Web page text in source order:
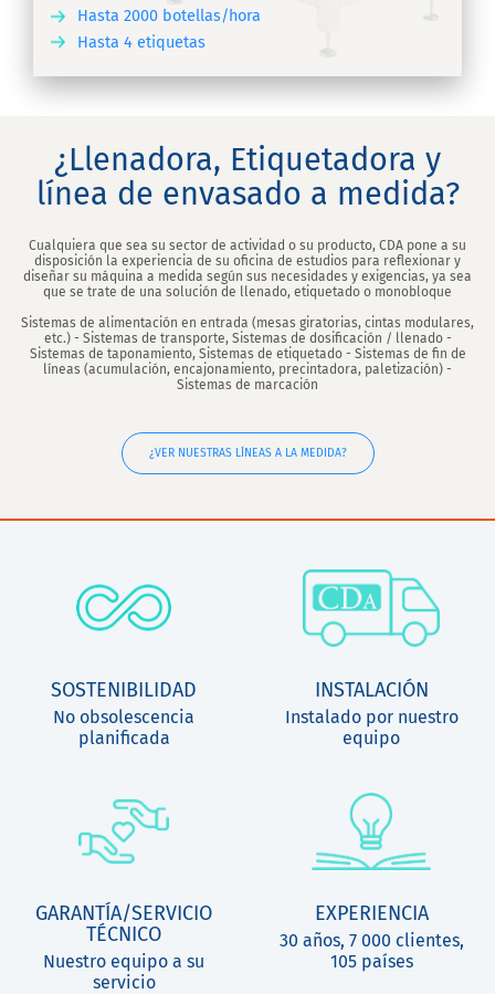
Hasta 2000 botellas/hora
Hasta 4 etiquetas
¿Llenadora, Etiquetadora y
línea de envasado a medida?
Cualquiera que sea su sector de actividad o su producto, CDA pone a su
disposición la experiencia de su oficina de estudios para reflexionar y
diseñar su máquina a medida según sus necesidades y exigencias, ya sea
que se trate de una solución de llenado, etiquetado o monobloque
Sistemas de alimentación en entrada (mesas giratorias, cintas modulares,
etc.) - Sistemas de transporte, Sistemas de dosificación / llenado -
Sistemas de taponamiento, Sistemas de etiquetado - Sistemas de fin de
líneas (acumulación, encajonamiento, precintadora, paletización) -
Sistemas de marcación
¿VER NUESTRAS LÍNEAS A LA MEDIDA?
SOSTENIBILIDAD
No obsolescencia
planificada
INSTALACIÓN
Instalado por nuestro
equipo
GARANTÍA/SERVICIO
TÉCNICO
Nuestro equipo a su
servicio
EXPERIENCIA
30 años, 7 000 clientes,
105 países